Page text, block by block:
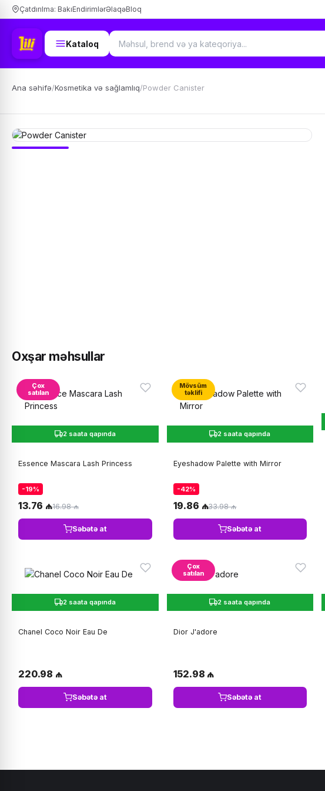
Çatdırılma: BakıEndirimlərƏlaqəBloq
Kataloq
Ana səhifə/Kosmetika və sağlamlıq/Powder Canister
Oxşar məhsullar
Çox
satılan
2 saata qapında
Essence Mascara Lash Princess
-19%
13.76 ₼16.98 ₼
Səbətə at
Mövsüm
təklifi
2 saata qapında
Eyeshadow Palette with Mirror
-42%
19.86 ₼33.98 ₼
Səbətə at
2 saata qapında
Chanel Coco Noir Eau De
220.98 ₼
Səbətə at
Çox
satılan
2 saata qapında
Dior J'adore
152.98 ₼
Səbətə at